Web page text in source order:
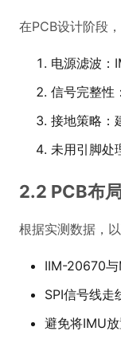
在PCB设计阶段
电源滤波：
信号完整性
接地策略：
未用引脚处
2.2 PCB布
根据实测数据，
IIM-20670
SPI信号线
避免将IMU